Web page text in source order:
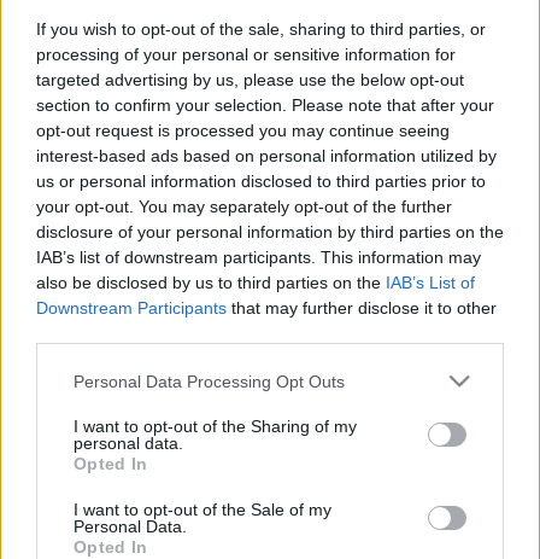
If you wish to opt-out of the sale, sharing to third parties, or
processing of your personal or sensitive information for
targeted advertising by us, please use the below opt-out
section to confirm your selection. Please note that after your
opt-out request is processed you may continue seeing
interest-based ads based on personal information utilized by
us or personal information disclosed to third parties prior to
your opt-out. You may separately opt-out of the further
disclosure of your personal information by third parties on the
IAB’s list of downstream participants. This information may
also be disclosed by us to third parties on the IAB’s List of
Downstream Participants that may further disclose it to other
Please note that this website/app uses one or more Google
not limited to your visit or usage behaviour. You may click to
grant or deny consent to Google and its third-party tags to
use your data for below specified purposes in below Google
consent section.
Personal Data Processing Opt Outs
I want to opt-out of the Sharing of my
personal data.
Opted In
I want to opt-out of the Sale of my
Personal Data.
Opted In
milyen esetekben van rájuk
szükség